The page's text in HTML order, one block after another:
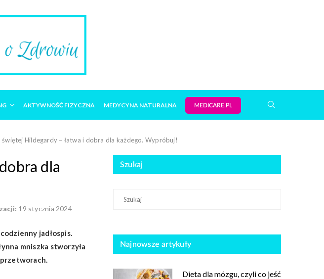
AKTYWNOŚĆ FIZYCZNA MEDYCYNA NATURALNA MEDICARE.PL
Hildegardy – łatwa i dobra dla każdego. Wypróbuj!
dla
19 stycznia 2024
jadłospis.
mniszka stworzyła
Szukaj
Najnowsze artykuły
Dieta dla mózgu, czyli co jeść